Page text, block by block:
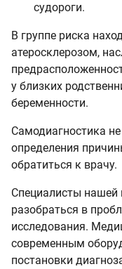
судороги.
В группе риска
атеросклерозом,
у близких
беременности.
Самодиагностика
определения
обратиться к врачу.
Специалисты нашей
разобраться в
исследования.
современным
постановки